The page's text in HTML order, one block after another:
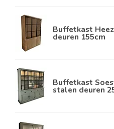
Buffetkast
deuren 155cm
Buffetkast
stalen deuren